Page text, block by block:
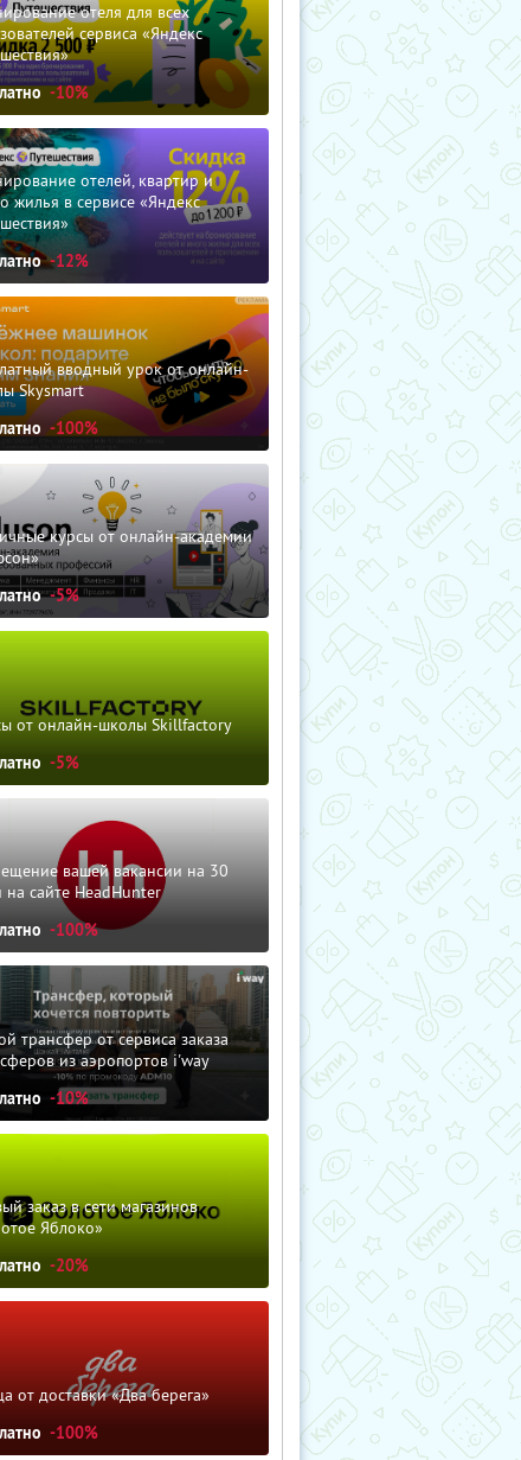
отеля для всех
сервиса «Яндекс
-10%
отелей, квартир и
жилья в сервисе «Яндекс
-12%
вводный урок от онлайн-
Skysmart
-100%
курсы от онлайн-академии
-5%
от онлайн-школы Skillfactory
-5%
вашей вакансии на 30
на сайте HeadHunter
-100%
трансфер от сервиса заказа
из аэропортов i'way
-10%
заказ в сети магазинов
Яблоко»
-20%
от доставки «Два берега»
-100%